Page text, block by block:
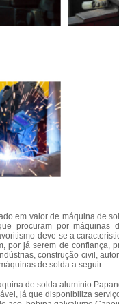
em valor de máquina de
procuram por máquinas
deve-se a
por já serem de confiança,
construção civil,
de solda a seguir.
de solda alumínio
já que disponibiliza